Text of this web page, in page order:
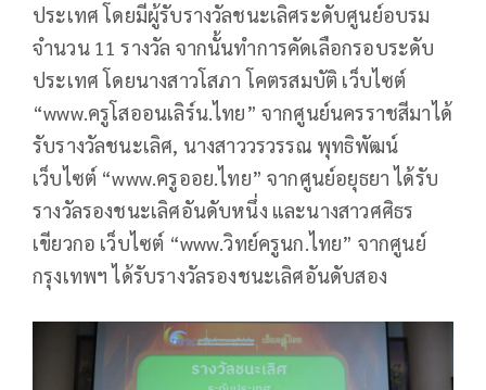
ประเทศ โดยมีผู้รับรางวัลชนะเลิศระดับศูนย์อบรม
จำนวน 11 รางวัล จากนั้นทำการคัดเลือกรอบระดับ
ประเทศ โดยนางสาวโสภา โคตรสมบัติ เว็บไซต์
“www.ครูโสออนเลิร์น.ไทย” จากศูนย์นครราชสีมาได้
รับรางวัลชนะเลิศ, นางสาววรวรรณ พุทธิพัฒน์
เว็บไซต์ “www.ครูออย.ไทย” จากศูนย์อยุธยา ได้รับ
รางวัลรองชนะเลิศอันดับหนึ่ง และนางสาวศศิธร
เขียวกอ เว็บไซต์ “www.วิทย์ครูนก.ไทย” จากศูนย์
กรุงเทพฯ ได้รับรางวัลรองชนะเลิศอันดับสอง